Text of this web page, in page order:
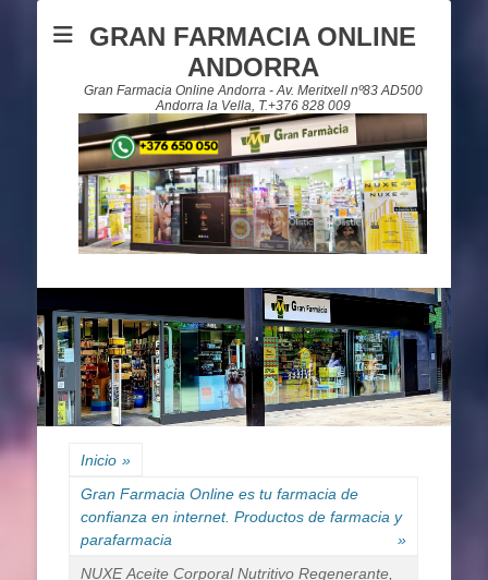
GRAN FARMACIA ONLINE
ANDORRA
Gran Farmacia Online Andorra - Av. Meritxell nº83 AD500
Andorra la Vella, T.+376 828 009
Inicio »
Gran Farmacia Online es tu farmacia de
confianza en internet. Productos de farmacia y
parafarmacia
»
NUXE Aceite Corporal Nutritivo Regenerante,